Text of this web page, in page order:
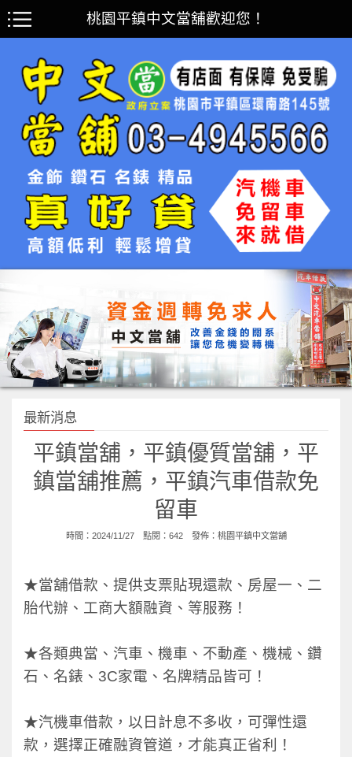
桃園平鎮中文當舖歡迎您！
最新消息
平鎮當舖，平鎮優質當舖，平
鎮當舖推薦，平鎮汽車借款免
留車
時間：2024/11/27 點閱：642 發佈： 桃園平鎮中文當舖
★當舖借款、提供支票貼現還款、房屋一、二
胎代辦、工商大額融資、等服務！
★各類典當、汽車、機車、不動產、機械、鑽
石、名錶、3C家電、名牌精品皆可！
★汽機車借款，以日計息不多收，可彈性還
款，選擇正確融資管道，才能真正省利！